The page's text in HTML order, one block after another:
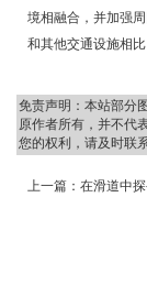
境相融合，并加强
和其他交通设施相
免责声明：本站部分
原作者所有，并不代
您的权利，请及时联
上一篇： 在滑道中